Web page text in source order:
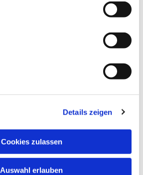
Details zeigen
Cookies zulassen
Auswahl erlauben